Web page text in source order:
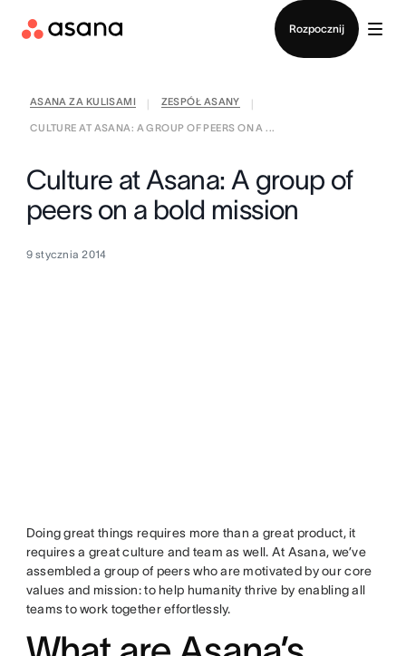
Rozpocznij
ASANA ZA KULISAMI ZESPÓŁ ASANY
CULTURE AT ASANA: A GROUP OF PEERS ON A ...
Culture at Asana: A group of
peers on a bold mission
9 stycznia 2014
Doing great things requires more than a great product, it
requires a great culture and team as well. At Asana, we’ve
assembled a group of peers who are motivated by our core
values and mission: to help humanity thrive by enabling all
teams to work together effortlessly.